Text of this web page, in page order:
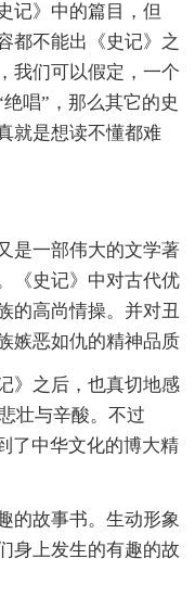
》中的篇目，但
都不能出《史记》之
我们可以假定，一个
唱”，那么其它的史
就是想读不懂都难
一部伟大的文学著
《史记》中对古代优
的高尚情操。并对丑
嫉恶如仇的精神品质
之后，也真切地感
壮与辛酸。不过
了中华文化的博大精
故事书。生动形象
身上发生的有趣的故